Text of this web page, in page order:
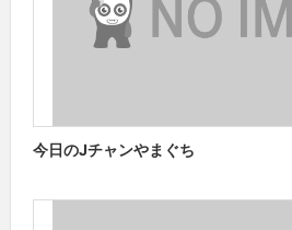
今日のJチャンやまぐち